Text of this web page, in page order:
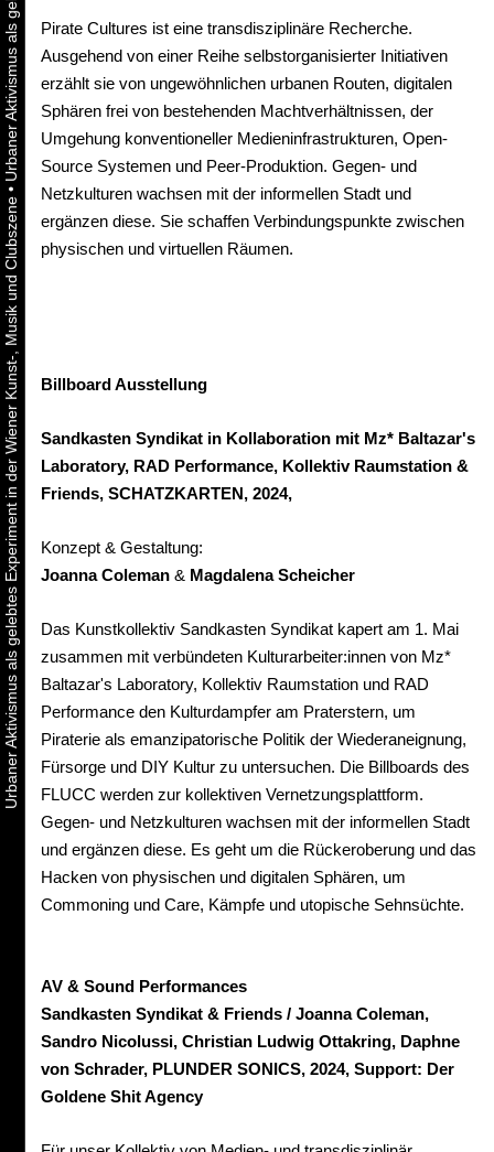
Urbaner Aktivismus als gelebtes Experiment in der Wiener Kunst-, Musik und Clubszene
•
Pirate Cultures ist eine transdisziplinäre Recherche.
Ausgehend von einer Reihe selbstorganisierter Initiativen
erzählt sie von ungewöhnlichen urbanen Routen, digitalen
Sphären frei von bestehenden Machtverhältnissen, der
Umgehung konventioneller Medieninfrastrukturen, Open-
Source Systemen und Peer-Produktion. Gegen- und
Netzkulturen wachsen mit der informellen Stadt und
ergänzen diese. Sie schaffen Verbindungspunkte zwischen
physischen und virtuellen Räumen.
Billboard Ausstellung
Sandkasten Syndikat in Kollaboration mit Mz* Baltazar's
Laboratory, RAD Performance, Kollektiv Raumstation &
Friends, SCHATZKARTEN, 2024,
Konzept & Gestaltung:
Joanna Coleman & Magdalena Scheicher
Das Kunstkollektiv Sandkasten Syndikat kapert am 1. Mai
zusammen mit verbündeten Kulturarbeiter:innen von Mz*
Baltazar's Laboratory, Kollektiv Raumstation und RAD
Performance den Kulturdampfer am Praterstern, um
Piraterie als emanzipatorische Politik der Wiederaneignung,
Fürsorge und DIY Kultur zu untersuchen. Die Billboards des
FLUCC werden zur kollektiven Vernetzungsplattform.
Gegen- und Netzkulturen wachsen mit der informellen Stadt
und ergänzen diese. Es geht um die Rückeroberung und das
Hacken von physischen und digitalen Sphären, um
Commoning und Care, Kämpfe und utopische Sehnsüchte.
AV & Sound Performances
Sandkasten Syndikat & Friends / Joanna Coleman,
Sandro Nicolussi, Christian Ludwig Ottakring, Daphne
von Schrader, PLUNDER SONICS, 2024, Support: Der
Goldene Shit Agency